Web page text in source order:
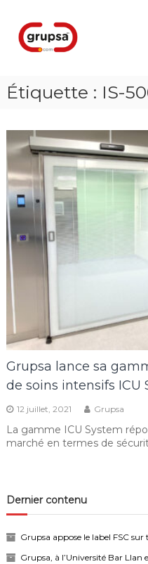
content
Accesos
que
conectan
Étiquette : IS-
Grupsa lance sa
de soins intensifs ICU
12 juillet, 2021 Grupsa
La gamme ICU System
marché en termes de
Dernier contenu
Grupsa appose le label FSC
Grupsa, à l’Université Bar Llan